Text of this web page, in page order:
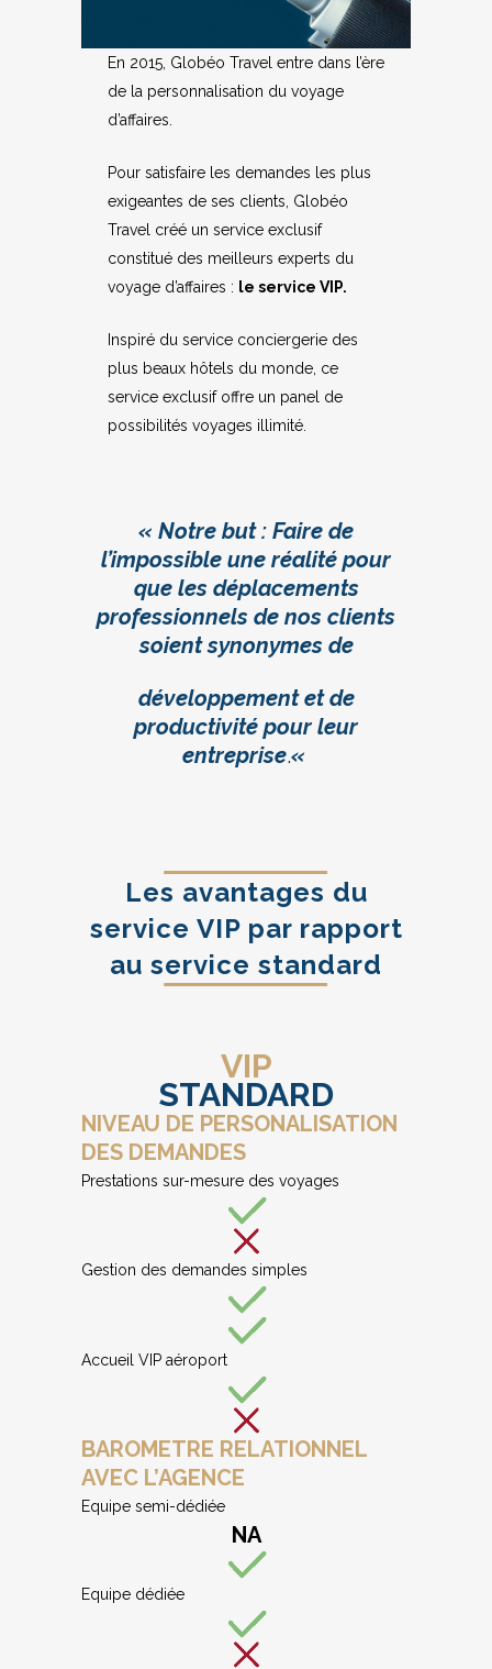
En 2015, Globéo Travel entre dans l’ère
de la personnalisation du voyage
d’affaires.
Pour satisfaire les demandes les plus
exigeantes de ses clients, Globéo
Travel créé un service exclusif
constitué des meilleurs experts du
voyage d’affaires : le service VIP.
Inspiré du service conciergerie des
plus beaux hôtels du monde, ce
service exclusif offre un panel de
possibilités voyages illimité.
« Notre but : Faire de
l’impossible une réalité pour
que les déplacements
professionnels de nos clients
soient synonymes de
développement et de
productivité pour leur
entreprise.«
Les avantages du
service VIP par rapport
au service standard
VIP
STANDARD
NIVEAU DE PERSONALISATION
DES DEMANDES
Prestations sur-mesure des voyages
Gestion des demandes simples
Accueil VIP aéroport
BAROMETRE RELATIONNEL
AVEC L’AGENCE
Equipe semi-dédiée
NA
Equipe dédiée